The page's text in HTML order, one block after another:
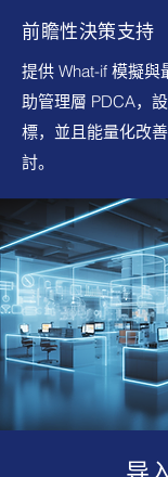
前瞻性決策支持
提供 What-if 模擬
助管理層 PDCA，
標，並且能量化改
討。